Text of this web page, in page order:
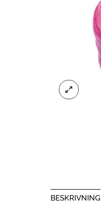
BESKRIVNING